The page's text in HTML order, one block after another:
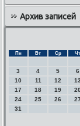
Архив записей
Пн Вт Ср Чт
3
4 5 6
10
11 12 13
17
18 19 20
24
25 26 27
31